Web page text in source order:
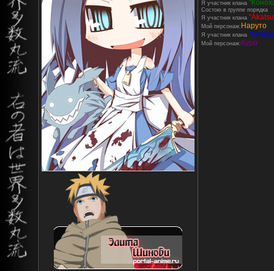
Я участник клана
Состою в группе порядка
Я участник клана
Мой персонаж: Наруто
Я участник клана
Мой персонаж: Куро